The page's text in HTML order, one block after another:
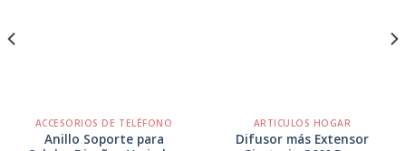
ACCESORIOS DE TELÉFONO
Anillo Soporte para
ARTICULOS HOGAR
Difusor más Extensor